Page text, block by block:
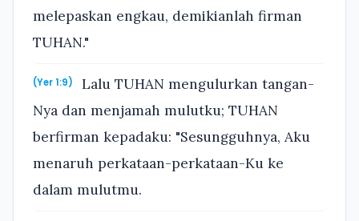
melepaskan engkau, demikianlah firman
TUHAN."
(Yer 1:9)
Lalu TUHAN mengulurkan tangan-
Nya dan menjamah mulutku; TUHAN
berfirman kepadaku: "Sesungguhnya, Aku
menaruh perkataan-perkataan-Ku ke
dalam mulutmu.